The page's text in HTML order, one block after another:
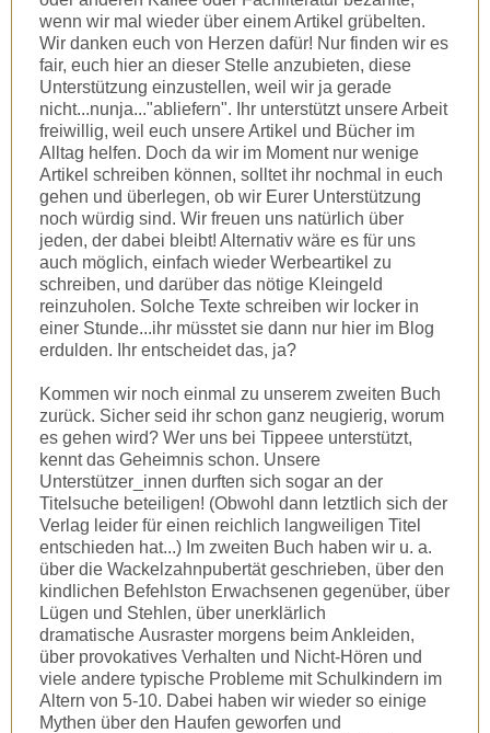
wenn wir mal wieder über einem Artikel grübelten.
Wir danken euch von Herzen dafür! Nur finden wir es
fair, euch hier an dieser Stelle anzubieten, diese
Unterstützung einzustellen, weil wir ja gerade
nicht...nunja..."abliefern". Ihr unterstützt unsere Arbeit
freiwillig, weil euch unsere Artikel und Bücher im
Alltag helfen. Doch da wir im Moment nur wenige
Artikel schreiben können, solltet ihr nochmal in euch
gehen und überlegen, ob wir Eurer Unterstützung
noch würdig sind. Wir freuen uns natürlich über
jeden, der dabei bleibt! Alternativ wäre es für uns
auch möglich, einfach wieder Werbeartikel zu
schreiben, und darüber das nötige Kleingeld
reinzuholen. Solche Texte schreiben wir locker in
einer Stunde...ihr müsstet sie dann nur hier im Blog
erdulden. Ihr entscheidet das, ja?
Kommen wir noch einmal zu unserem zweiten Buch
zurück. Sicher seid ihr schon ganz neugierig, worum
es gehen wird? Wer uns bei Tippeee unterstützt,
kennt das Geheimnis schon. Unsere
Unterstützer_innen durften sich sogar an der
Titelsuche beteiligen! (Obwohl dann letztlich sich der
Verlag leider für einen reichlich langweiligen Titel
entschieden hat...) Im zweiten Buch haben wir u. a.
über die Wackelzahnpubertät geschrieben, über den
kindlichen Befehlston Erwachsenen gegenüber, über
Lügen und Stehlen, über unerklärlich
dramatische Ausraster morgens beim Ankleiden,
über provokatives Verhalten und Nicht-Hören und
viele andere typische Probleme mit Schulkindern im
Altern von 5-10. Dabei haben wir wieder so einige
Mythen über den Haufen geworfen und